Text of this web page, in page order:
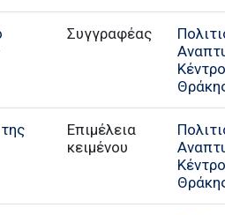
Συγγραφέας
Επιμέλεια
κειμένου